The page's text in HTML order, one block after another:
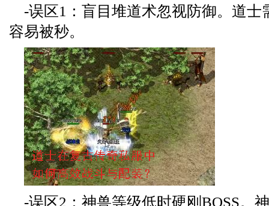
-误区1：盲目堆道术忽视防御。道士
容易被秒。
-误区2：神兽等级低时硬刚BOSS。